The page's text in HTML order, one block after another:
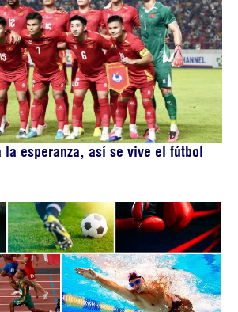
la esperanza, así se vive el fútbol